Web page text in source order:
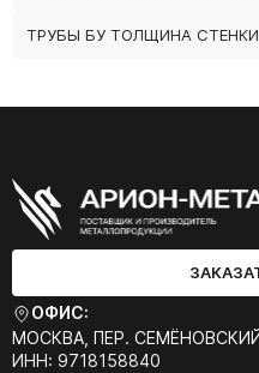
ТРУБЫ БУ ТОЛЩИНА СТЕНКИ
ОФИС:
МОСКВА, ПЕР.
ИНН: 9718158840